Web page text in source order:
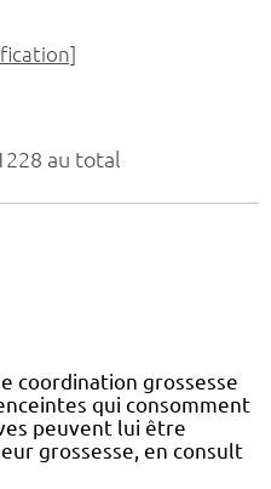
au total
coordination grossesse
qui consomment
peuvent lui être
grossesse, en consult